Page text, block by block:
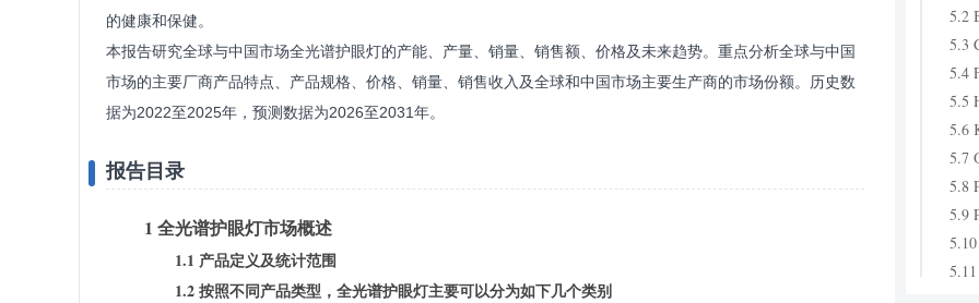
的健康和保健。
本报告研究全球与中国市场全光谱护眼灯的产能、产量、销量、销售额、价格及未来趋势。重点分析全球与中国
市场的主要厂商产品特点、产品规格、价格、销量、销售收入及全球和中国市场主要生产商的市场份额。历史数
据为2022至2025年，预测数据为2026至2031年。
报告目录
1 全光谱护眼灯市场概述
1.1 产品定义及统计范围
1.2 按照不同产品类型，全光谱护眼灯主要可以分为如下几个类别
5.2
5.3
5.4
5.5
5.6
5.7
5.8
5.9